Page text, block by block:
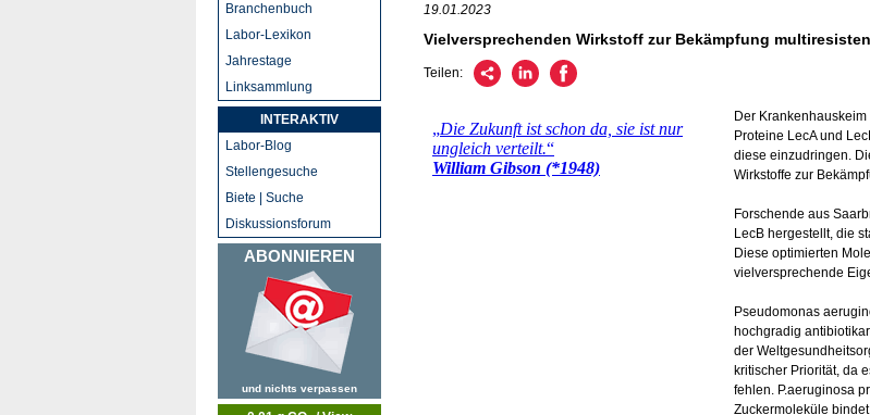
19.01.2023
Vielversprechenden Wirkstoff zur Bekämpfung
Teilen:
Der
Proteine LecA und
diese einzudringen.
Wirkstoffe zur
Forschende aus
LecB hergestellt, die
Diese optimierten
vielversprechende
Pseudomonas
hochgradig
der
kritischer Priorität, da
fehlen. P.aeruginosa
Zuckermoleküle
Branchenbuch
Labor-Lexikon
Jahrestage
Linksammlung
INTERAKTIV
Labor-Blog
Stellengesuche
Biete | Suche
Diskussionsforum
ABONNIEREN
und nichts verpassen